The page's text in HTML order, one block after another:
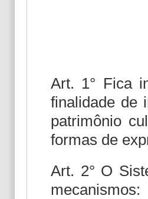
Art. 1° Fica
finalidade de
patrimônio
formas de
Art. 2° O
mecanismos: